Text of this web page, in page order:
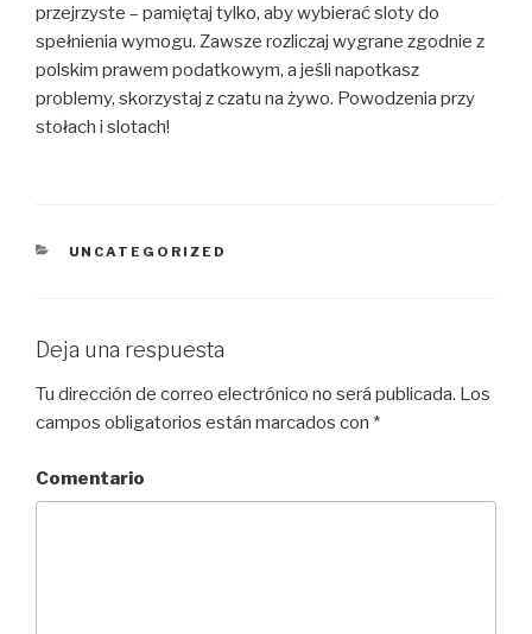
przejrzyste – pamiętaj tylko, aby wybierać sloty do
spełnienia wymogu. Zawsze rozliczaj wygrane zgodnie z
polskim prawem podatkowym, a jeśli napotkasz
problemy, skorzystaj z czatu na żywo. Powodzenia przy
stołach i slotach!
CATEGORÍAS
UNCATEGORIZED
Deja una respuesta
Tu dirección de correo electrónico no será publicada. Los
campos obligatorios están marcados con *
Comentario